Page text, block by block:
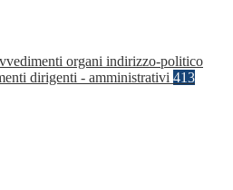
organi indirizzo-politico
dirigenti - amministrativi 413